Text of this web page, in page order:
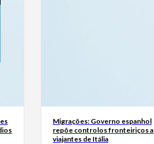
Migrações: Governo espanhol
repõe controlos fronteiriços a
viajantes de Itália